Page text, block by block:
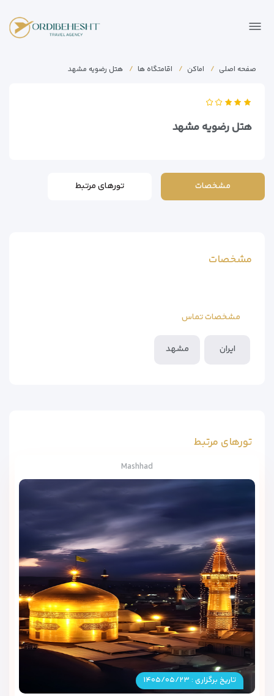
صفحه اصلی اماکن اقامتگاه ها هتل رضویه مشهد
هتل رضویه مشهد
مشخصات تورهای مرتبط
مشخصات
مشخصات تماس
ایران مشهد
تورهای مرتبط
Mashhad
تاریخ برگزاری : ۱۴۰۵/۰۵/۲۳